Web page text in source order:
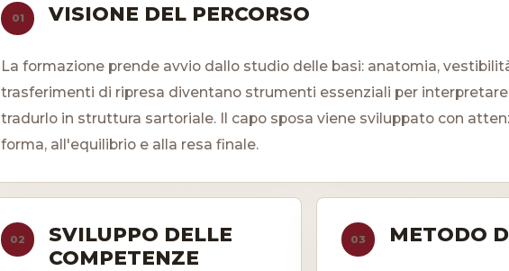
01 VISIONE DEL PERCORSO
La formazione prende avvio dallo studio delle basi: anatomia,
trasferimenti di ripresa diventano strumenti essenziali per interpretare
tradurlo in struttura sartoriale. Il capo sposa viene sviluppato con
forma, all'equilibrio e alla resa finale.
02
SVILUPPO DELLE
COMPETENZE
03 METODO